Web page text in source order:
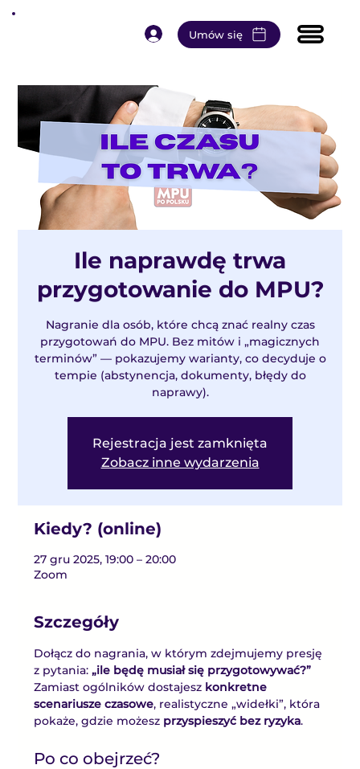
Umów się
Ile naprawdę trwa
przygotowanie do MPU?
Nagranie dla osób, które chcą znać realny czas
przygotowań do MPU. Bez mitów i „magicznych
terminów” — pokazujemy warianty, co decyduje o
tempie (abstynencja, dokumenty, błędy do
naprawy).
Rejestracja jest zamknięta
Zobacz inne wydarzenia
Kiedy? (online)
27 gru 2025, 19:00 – 20:00
Zoom
Szczegóły
Dołącz do nagrania, w którym zdejmujemy presję
z pytania: „ile będę musiał się przygotowywać?”
Zamiast ogólników dostajesz konkretne
scenariusze czasowe, realistyczne „widełki”, która
pokaże, gdzie możesz przyspieszyć bez ryzyka.
Po co obejrzeć?